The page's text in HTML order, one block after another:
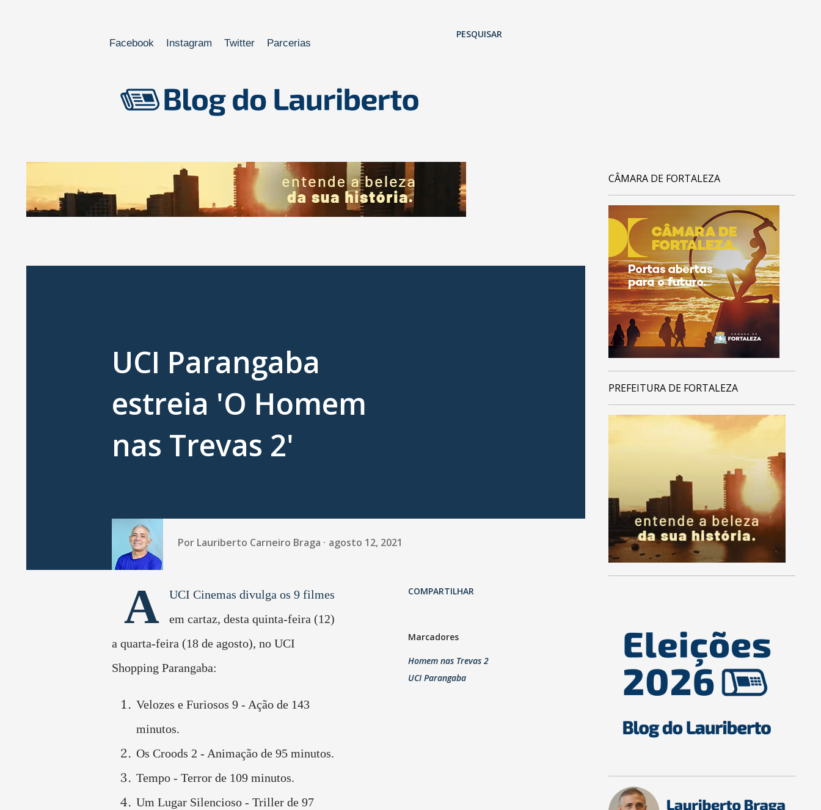
Facebook Instagram Twitter Parcerias
PESQUISAR
UCI Parangaba
estreia 'O Homem
nas Trevas 2'
Por Lauriberto Carneiro Braga agosto 12, 2021
A
UCI Cinemas divulga os 9 filmes
em cartaz, desta quinta-feira (12)
a quarta-feira (18 de agosto), no UCI
Shopping Parangaba:
Velozes e Furiosos 9 - Ação de 143
minutos.
Os Croods 2 - Animação de 95 minutos.
Tempo - Terror de 109 minutos.
Um Lugar Silencioso - Triller de 97
COMPARTILHAR
Marcadores
Homem nas Trevas 2
UCI Parangaba
CÂMARA DE FORTALEZA
PREFEITURA DE FORTALEZA